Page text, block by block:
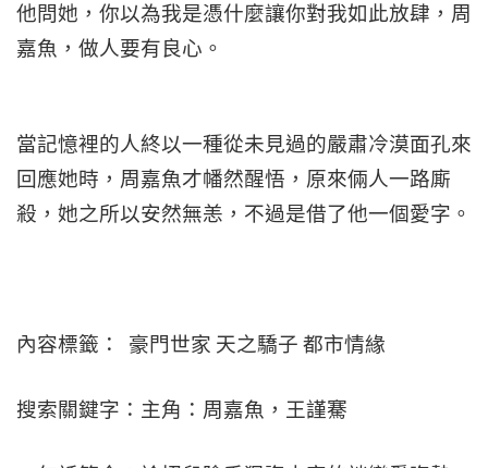
他問她，你以為我是憑什麼讓你對我如此放肆，周
嘉魚，做人要有良心。
當記憶裡的人終以一種從未見過的嚴肅冷漠面孔來
回應她時，周嘉魚才幡然醒悟，原來倆人一路廝
殺，她之所以安然無恙，不過是借了他一個愛字。
內容標籤： 豪門世家 天之驕子 都市情緣
搜索關鍵字：主角：周嘉魚，王謹騫